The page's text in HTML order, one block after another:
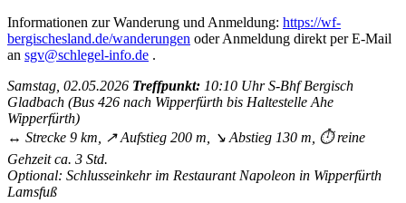
Informationen zur Wanderung und Anmeldung: https://wf-
bergischesland.de/wanderungen oder Anmeldung direkt per E-Mail
an sgv@schlegel-info.de .
Samstag, 02.05.2026 Treffpunkt: 10:10 Uhr S-Bhf Bergisch
Gladbach (Bus 426 nach Wipperfürth bis Haltestelle Ahe
Wipperfürth)
↔︎ Strecke 9 km, ↗︎ Aufstieg 200 m, ↘︎ Abstieg 130 m, ⏱reine
Gehzeit ca. 3 Std.
Optional: Schlusseinkehr im Restaurant Napoleon in Wipperfürth
Lamsfuß